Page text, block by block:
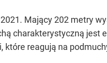
Mający 202 metry
charakterystyczną jest
które reagują na